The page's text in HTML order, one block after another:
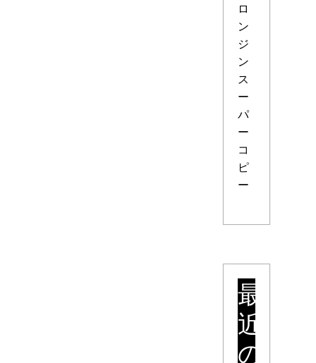
ロ
ン
ジ
ン
ス
ー
パ
ー
コ
ピ
ー
最
近
の